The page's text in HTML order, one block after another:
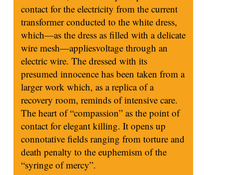
contact for the electricity from the current
transformer conducted to the white dress,
which—as the dress as filled with a delicate
wire mesh—appliesvoltage through an
electric wire. The dressed with its
presumed innocence has been taken from a
larger work which, as a replica of a
recovery room, reminds of intensive care.
The heart of “compassion” as the point of
contact for elegant killing. It opens up
connotative fields ranging from torture and
death penalty to the euphemism of the
“syringe of mercy”.